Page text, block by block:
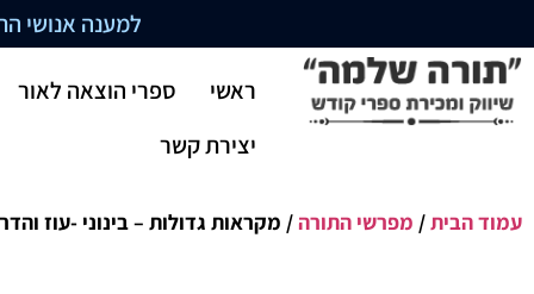
למענה אנושי התקשרו
ראשי
ספרי הוצאה לאור
יצירת קשר
עמוד הבית/ מפרשי התורה/ מקראות גדולות – בינוני -עוז והדר